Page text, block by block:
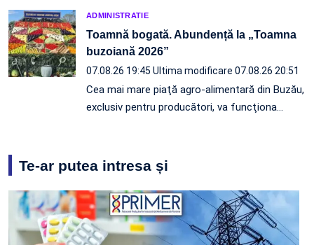
ADMINISTRATIE
Toamnă bogată. Abundență la „Toamna
buzoiană 2026”
07.08.26 19:45 Ultima modificare 07.08.26 20:51
Cea mai mare piaţă agro-alimentară din Buzău,
exclusiv pentru producători, va funcţiona…
Te-ar putea intresa și